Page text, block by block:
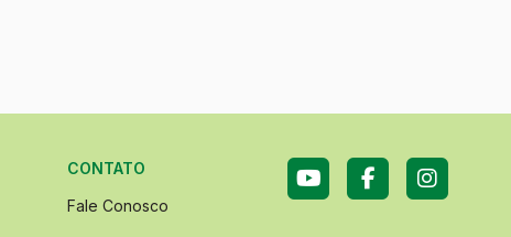
CONTATO
Fale Conosco